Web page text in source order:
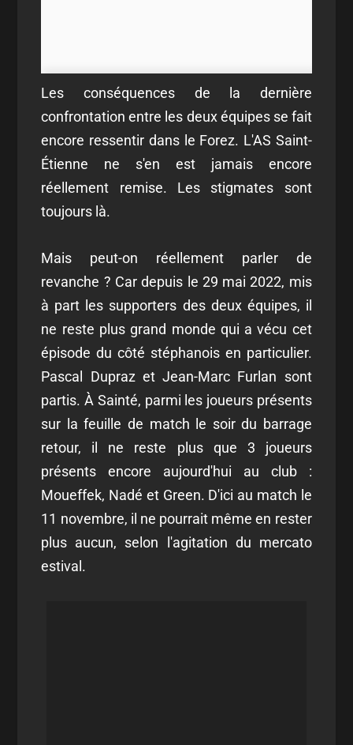
Les conséquences de la dernière
confrontation entre les deux équipes se fait
encore ressentir dans le Forez. L'AS Saint-
Étienne ne s'en est jamais encore
réellement remise. Les stigmates sont
toujours là.
Mais peut-on réellement parler de
revanche ? Car depuis le 29 mai 2022, mis
à part les supporters des deux équipes, il
ne reste plus grand monde qui a vécu cet
épisode du côté stéphanois en particulier.
Pascal Dupraz et Jean-Marc Furlan sont
partis. À Sainté, parmi les joueurs présents
sur la feuille de match le soir du barrage
retour, il ne reste plus que 3 joueurs
présents encore aujourd'hui au club :
Moueffek, Nadé et Green. D'ici au match le
11 novembre, il ne pourrait même en rester
plus aucun, selon l'agitation du mercato
estival.